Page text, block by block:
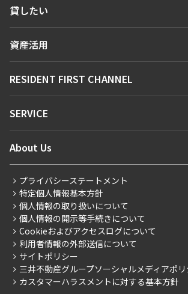
人気エリアから探す
新着情報から探す
新着募集情報
こだわりから探す
こだわり一覧
プレミアムマンション
新築
当社限定（港区・渋谷区）
当社限定（港区・渋谷区以外）
三井不動産企画
貸したい
お問い合わせ
資産活用
お問い合わせ
RESIDENT FIRST CHANNEL
マンションレポート
住まいのコラム
SERVICE
会員ページ
ご入居・提携サービス
お部屋探しからご契約まで
よくあるご質問
社宅紹介
【仲介会社様向け】当社仲介事業部取り扱
About Us
会社情報
事業案内
採用情報
ニュースリリース
お問い合わせ
プライバシーステートメント
特定個人情報基本方針
個人情報の取り扱いについて
個人情報の開示等手続きについて
Cookieおよびアクセスログについて
利用者情報の外部送信について
サイトポリシー
三井不動産グループソーシャルメディアポ
カスタマーハラスメントに対する基本方針